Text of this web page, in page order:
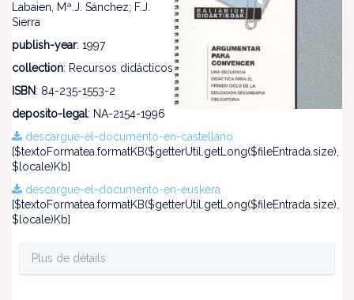
Labaien, Mª.J. Sánchez; F.J.
Sierra
publish-year: 1997
collection: Recursos didácticos
ISBN: 84-235-1553-2
deposito-legal: NA-2154-1996
descargue-el-documento-en-castellano
[$textoFormatea.formatKB($getterUtil.getLong($fileEntrada.size),
$locale)Kb]
descargue-el-documento-en-euskera
[$textoFormatea.formatKB($getterUtil.getLong($fileEntrada.size),
$locale)Kb]
Plus de détails